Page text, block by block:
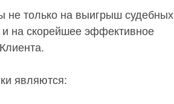
не только на выигрыш судебных
и на скорейшее эффективное
являются: